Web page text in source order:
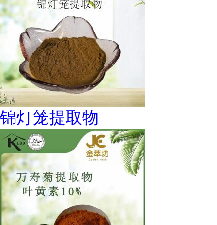
锦灯笼提取物